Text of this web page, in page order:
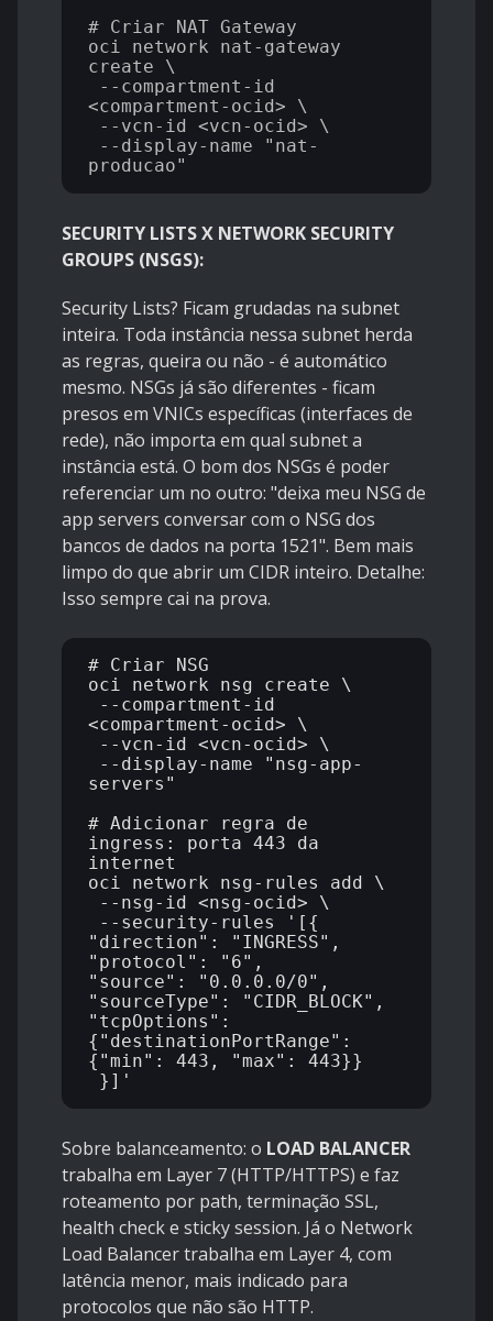
# Criar NAT Gateway
oci network nat-gateway
create \
--compartment-id
<compartment-ocid> \
--vcn-id <vcn-ocid> \
--display-name "nat-
SECURITY LISTS X NETWORK SECURITY
GROUPS (NSGS):
Security Lists? Ficam grudadas na subnet
inteira. Toda instância nessa subnet herda
as regras, queira ou não - é automático
mesmo. NSGs já são diferentes - ficam
presos em VNICs específicas (interfaces de
rede), não importa em qual subnet a
instância está. O bom dos NSGs é poder
referenciar um no outro: "deixa meu NSG de
app servers conversar com o NSG dos
bancos de dados na porta 1521". Bem mais
limpo do que abrir um CIDR inteiro. Detalhe:
Isso sempre cai na prova.
# Criar NSG
oci network nsg create \
--compartment-id
<compartment-ocid> \
--vcn-id <vcn-ocid> \
--display-name "nsg-app-
servers"
# Adicionar regra de
ingress: porta 443 da
internet
oci network nsg-rules add \
--nsg-id <nsg-ocid> \
--security-rules '[{
"direction": "INGRESS",
"protocol": "6",
"source": "0.0.0.0/0",
"sourceType": "CIDR_BLOCK",
"tcpOptions":
{"destinationPortRange":
{"min": 443, "max": 443}}
Sobre balanceamento: o LOAD BALANCER
trabalha em Layer 7 (HTTP/HTTPS) e faz
roteamento por path, terminação SSL,
health check e sticky session. Já o Network
Load Balancer trabalha em Layer 4, com
latência menor, mais indicado para
protocolos que não são HTTP.